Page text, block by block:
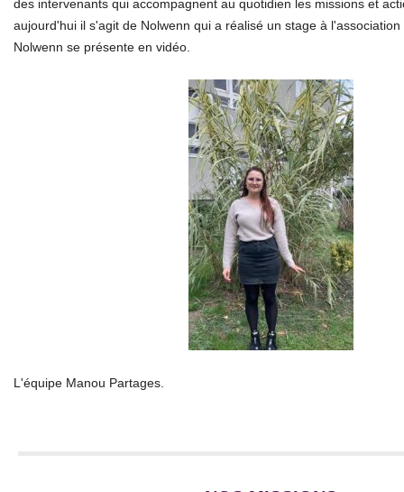
des intervenants qui accompagnent au quotidien les missions et
aujourd'hui il s'agit de Nolwenn qui a réalisé un stage à
Nolwenn se présente en vidéo.
L'équipe Manou Partages.